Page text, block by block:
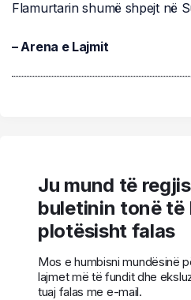
Flamurtarin shumë shpejt në
– Arena e Lajmit
Ju mund të
buletinin tonë të
plotësisht falas
Mos e humbisni mundësinë
lajmet më të fundit dhe
tuaj falas me e-mail.